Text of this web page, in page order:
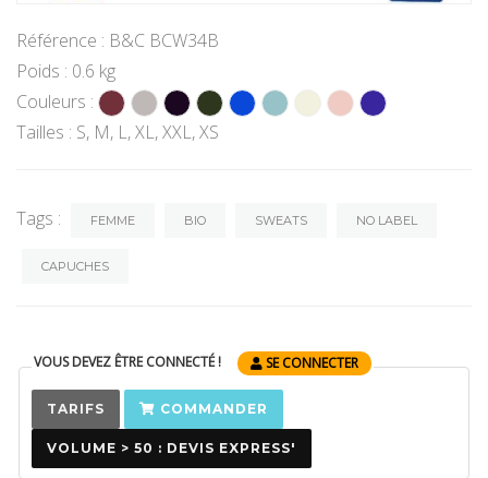
Référence : B&C BCW34B
Poids : 0.6 kg
Couleurs :
Tailles : S, M, L, XL, XXL, XS
Tags : FEMME BIO SWEATS NO LABEL
CAPUCHES
VOUS DEVEZ ÊTRE CONNECTÉ ! SE CONNECTER
TARIFS COMMANDER
VOLUME > 50 : DEVIS EXPRESS'